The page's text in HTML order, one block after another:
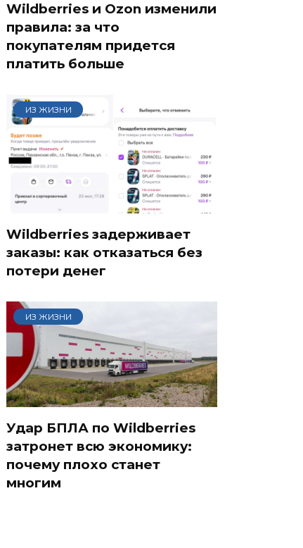
Wildberries и Ozon изменили
правила: за что
покупателям придется
платить больше
ИЗ ЖИЗНИ
Wildberries задерживает
заказы: как отказаться без
потери денег
ИЗ ЖИЗНИ
Удар БПЛА по Wildberries
затронет всю экономику:
почему плохо станет
многим